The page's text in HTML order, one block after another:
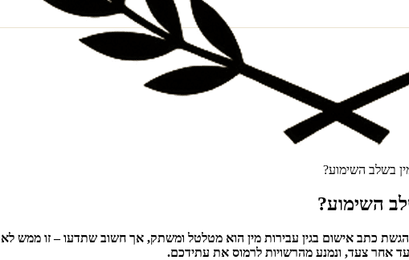
בשלב השימוע?
השימוע?
כתב אישום בגין עבירות מין הוא מטלטל ומשתק, אך חשוב שתדעו – זו ממש
אחר צעד, ונמנע מהרשויות לרמוס את עתידכם.